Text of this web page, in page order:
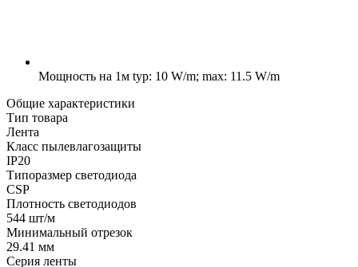
Мощность на 1м typ: 10 W/m; max: 11.5 W/m
Общие характеристики
Тип товара
Лента
Класс пылевлагозащиты
IP20
Типоразмер светодиода
CSP
Плотность светодиодов
544 шт/м
Минимальный отрезок
29.41 мм
Серия ленты